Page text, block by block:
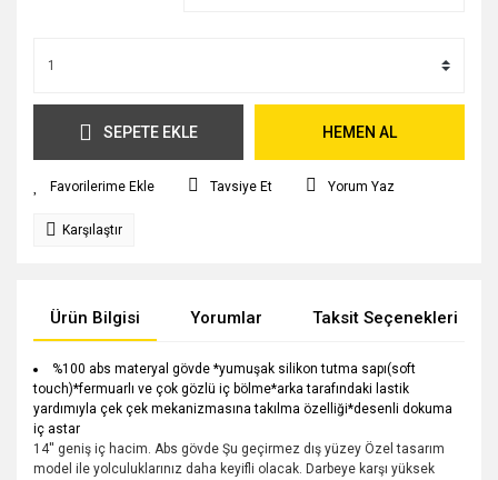
SEPETE EKLE HEMEN AL
Tavsiye Et Yorum Yaz
Karşılaştır
Ürün Bilgisi Yorumlar Taksit Seçenekleri
%100 abs materyal gövde *yumuşak silikon tutma sapı(soft
touch)*fermuarlı ve çok gözlü iç bölme*arka tarafındaki lastik
yardımıyla çek çek mekanizmasına takılma özelliği*desenli dokuma
iç astar
14'' geniş iç hacim. Abs gövde Şu geçirmez dış yüzey Özel tasarım
model ile yolculuklarınız daha keyifli olacak. Darbeye karşı yüksek